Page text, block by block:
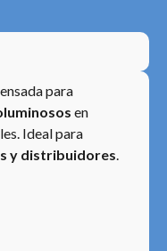
para
en
Ideal para
y distribuidores